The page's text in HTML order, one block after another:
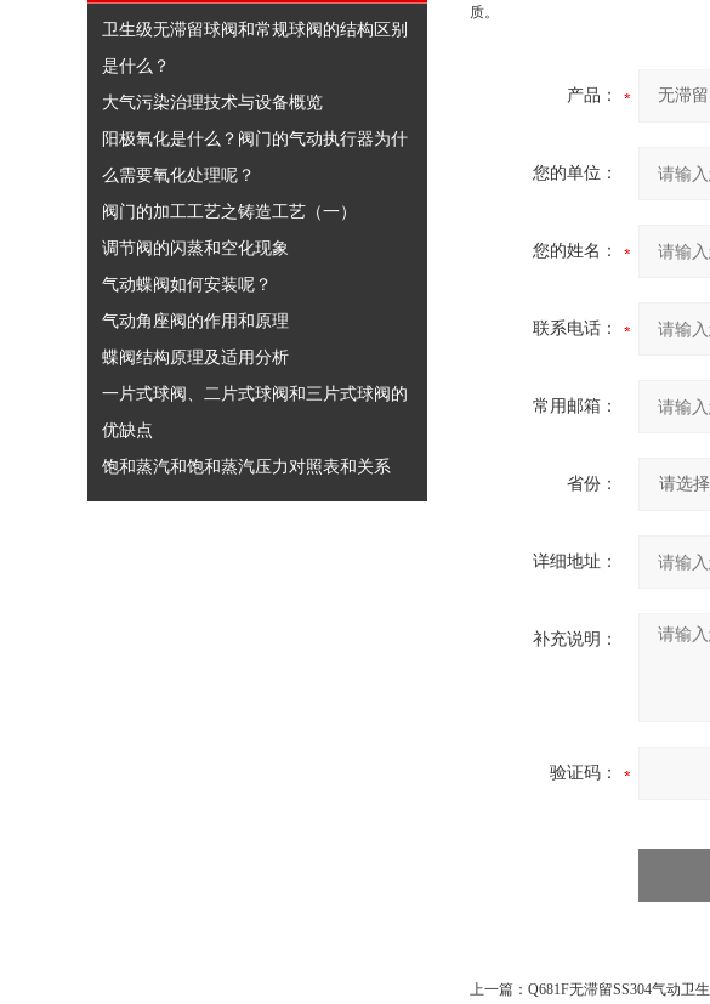
卫生级无滞留球阀和常规球阀的结构区别
是什么？
大气污染治理技术与设备概览
阳极氧化是什么？阀门的气动执行器为什
么需要氧化处理呢？
阀门的加工工艺之铸造工艺（一）
调节阀的闪蒸和空化现象
气动蝶阀如何安装呢？
气动角座阀的作用和原理
蝶阀结构原理及适用分析
一片式球阀、二片式球阀和三片式球阀的
优缺点
饱和蒸汽和饱和蒸汽压力对照表和关系
质。
产品：
您的单位：
您的姓名：
联系电话：
常用邮箱：
省份：
详细地址：
补充说明：
验证码：
上一篇： Q681F无滞留SS304气动卫